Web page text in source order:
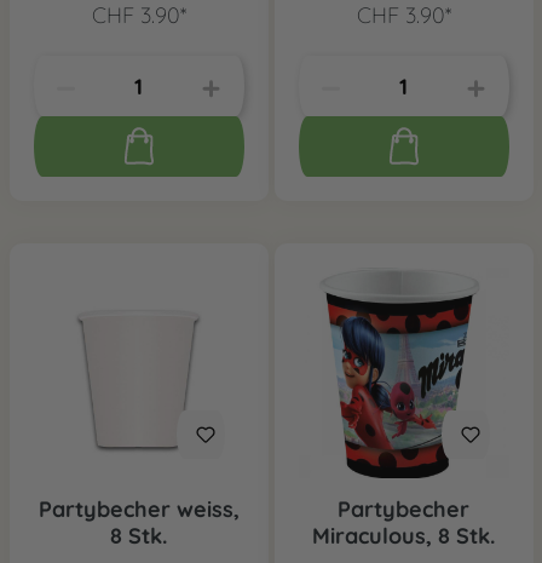
CHF 3.90*
CHF 3.90*
Partybecher weiss,
8 Stk.
Partybecher
Miraculous, 8 Stk.